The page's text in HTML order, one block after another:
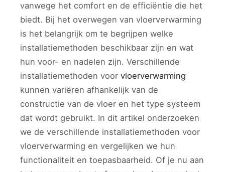
vanwege het comfort en de efficiëntie die het
biedt. Bij het overwegen van vloerverwarming
is het belangrijk om te begrijpen welke
installatiemethoden beschikbaar zijn en wat
hun voor- en nadelen zijn. Verschillende
installatiemethoden voor vloerverwarming
kunnen variëren afhankelijk van de
constructie van de vloer en het type systeem
dat wordt gebruikt. In dit artikel onderzoeken
we de verschillende installatiemethoden voor
vloerverwarming en vergelijken we hun
functionaliteit en toepasbaarheid. Of je nu aan